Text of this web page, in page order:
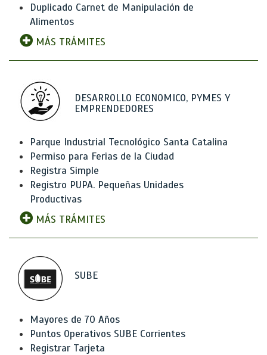
Duplicado Carnet de Manipulación de
Alimentos
MÁS TRÁMITES
DESARROLLO ECONOMICO, PYMES Y
EMPRENDEDORES
Parque Industrial Tecnológico Santa Catalina
Permiso para Ferias de la Ciudad
Registra Simple
Registro PUPA. Pequeñas Unidades
Productivas
MÁS TRÁMITES
SUBE
Mayores de 70 Años
Puntos Operativos SUBE Corrientes
Registrar Tarjeta